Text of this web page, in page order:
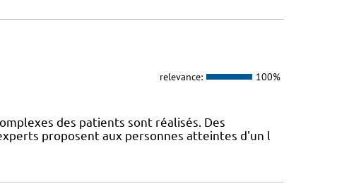
relevance: 100%
des patients sont réalisés. Des
proposent aux personnes atteintes d'un l